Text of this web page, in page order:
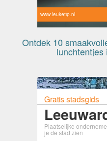
www.leuketip.nl
Ontdek 10
lunchtentjes
Gratis stadsgids
Plaatselijke
je de stad zien